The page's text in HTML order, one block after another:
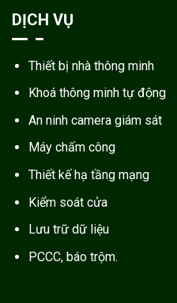
DỊCH VỤ
Thiết bị nhà thông minh
Khoá thông minh tự động
An ninh camera giám sát
Máy chấm công
Thiết kế hạ tầng mạng
Kiểm soát cửa
Lưu trữ dữ liệu
PCCC, báo trộm.